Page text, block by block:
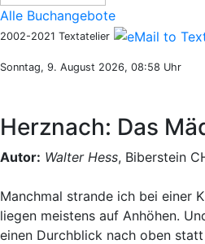
Alle Buchangebote
2002-2021 Textatelier
Sonntag, 9. August 2026, 08:58 Uhr
Herznach: Das
Autor: Walter Hess, Biberstein
Manchmal strande ich bei einer
liegen meistens auf Anhöhen.
einen Durchblick nach oben